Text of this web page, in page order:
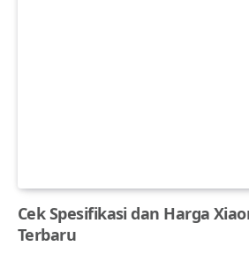
Cek Spesifikasi dan Harga
Terbaru